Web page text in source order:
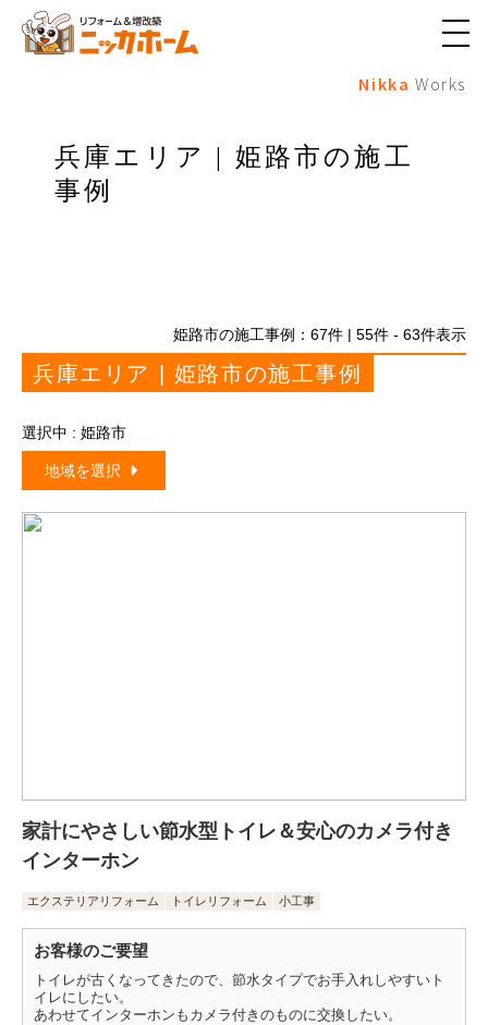
メ
ュ
Nikka Works
兵庫エリア | 姫路市の施工
事例
姫路市の施工事例： 67件 | 55件 - 63件表示
兵庫エリア | 姫路市の施工事例
選択中 : 姫路市
地域を選択
家計にやさしい節水型トイレ＆安心のカメラ付き
インターホン
エクステリアリフォーム トイレリフォーム 小工事
お客様のご要望
トイレが古くなってきたので、節水タイプでお手入れしやすいト
イレにしたい。
あわせてインターホンもカメラ付きのものに交換したい。